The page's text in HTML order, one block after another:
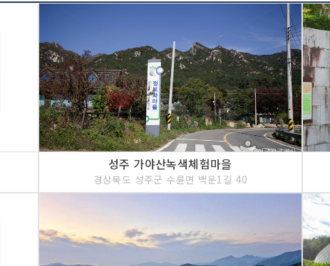
성주 가야산녹색체험마을
경상북도 성주군 수륜면 백운1길 40